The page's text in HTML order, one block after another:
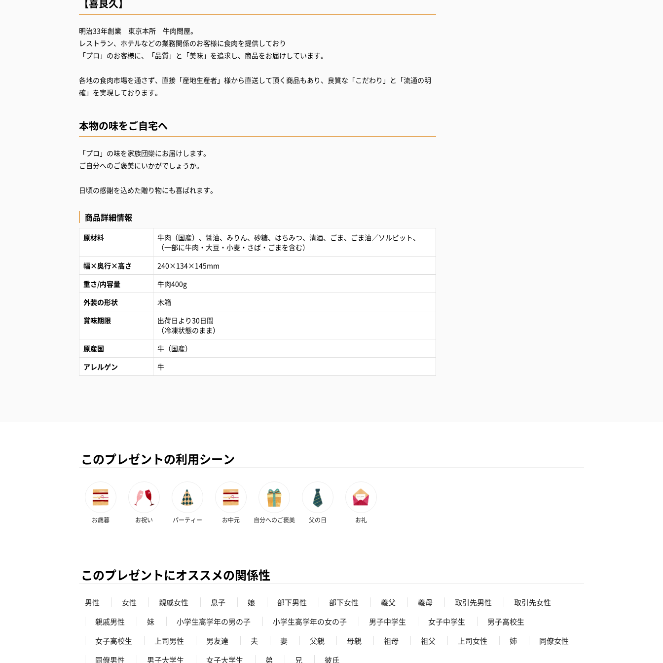
【喜良久】
明治33年創業 東京本所 牛肉問屋。
レストラン、ホテルなどの業務関係のお客様に食肉を提供しており
「プロ」のお客様に、「品質」と「美味」を追求し、商品をお届けしています。
各地の食肉市場を通さず、直接「産地生産者」様から直送して頂く商品もあり、良質な「こだわり」と「流通の明
確」を実現しております。
本物の味をご自宅へ
「プロ」の味を家族団欒にお届けします。
ご自分へのご褒美にいかがでしょうか。
日頃の感謝を込めた贈り物にも喜ばれます。
商品詳細情報
原材料
牛肉（国産）、醤油、みりん、砂糖、はちみつ、清酒、ごま、ごま油／ソルビット、
（一部に牛肉・大豆・小麦・さば・ごまを含む）
幅×奥行×高さ
240×134×145mm
重さ/内容量
牛肉400g
外装の形状
木箱
賞味期限
出荷日より30日間
（冷凍状態のまま）
原産国
牛（国産）
アレルゲン
牛
このプレゼントの利用シーン
お歳暮 お祝い パーティー お中元 自分へのご褒美 父の日 お礼
このプレゼントにオススメの関係性
男性 女性 親戚女性 息子 娘 部下男性 部下女性 義父 義母 取引先男性
取引先女性
親戚男性
妹 小学生高学年の男の子 小学生高学年の女の子 男子中学生 女子中学生
男子高校生
女子高校生
上司男性 男友達 夫 妻 父親 母親 祖母 祖父 上司女性 姉
同僚女性
同僚男性
男子大学生 女子大学生 弟 兄 彼氏